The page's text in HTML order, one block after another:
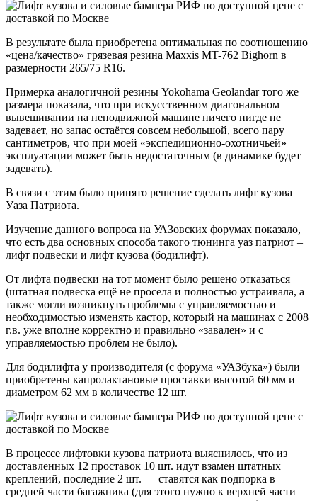
В результате была приобретена оптимальная по соотношению
«цена/качество» грязевая резина Maxxis MT-762 Bighorn в
размерности 265/75 R16.
Примерка аналогичной резины Yokohama Geolandar того же
размера показала, что при искусственном диагональном
вывешивании на неподвижной машине ничего нигде не
задевает, но запас остаётся совсем небольшой, всего пару
сантиметров, что при моей «экспедиционно-охотничьей»
эксплуатации может быть недостаточным (в динамике будет
задевать).
В связи с этим было принято решение сделать лифт кузова
Уаза Патриота.
Изучение данного вопроса на УАЗовских форумах показало,
что есть два основных способа такого тюнинга уаз патриот –
лифт подвески и лифт кузова (бодилифт).
От лифта подвески на тот момент было решено отказаться
(штатная подвеска ещё не просела и полностью устраивала, а
также могли возникнуть проблемы с управляемостью и
необходимостью изменять кастор, который на машинах с 2008
г.в. уже вполне корректно и правильно «завален» и с
управляемостью проблем не было).
Для бодилифта у производителя (с форума «УАЗбука») были
приобретены капролактановые проставки высотой 60 мм и
диаметром 62 мм в количестве 12 шт.
В процессе лифтовки кузова патриота выяснилось, что из
доставленных 12 проставок 10 шт. идут взамен штатных
креплений, последние 2 шт. — ставятся как подпорка в
средней части багажника (для этого нужно к верхней части